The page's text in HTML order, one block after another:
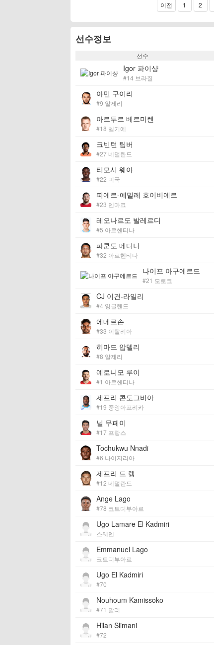
이전 1 2
선수정보
선수
Igor 파이샹
#14 브라질
아민 구이리
#9 알제리
아르투르 베르미렌
#18 벨기에
크빈턴 팀버
#27 네덜란드
티모시 웨아
#22 미국
피에르-에밀레 호이비에르
#23 덴마크
레오나르도 발레르디
#5 아르헨티나
파쿤도 메디나
#32 아르헨티나
나이프 아구에르드
#21 모로코
CJ 이건-라일리
#4 잉글랜드
에메르손
#33 이탈리아
히마드 압델리
#8 알제리
예로니모 루이
#1 아르헨티나
제프리 콘도그비아
#19 중앙아프리카
닐 무페이
#17 프랑스
Tochukwu Nnadi
#6 나이지리아
제프리 드 랭
#12 네덜란드
Ange Lago
#78 코트디부아르
Ugo Lamare El Kadmiri
스웨덴
Emmanuel Lago
코트디부아르
Ugo El Kadmiri
#70
Nouhoum Kamissoko
#71 말리
Hilan Slimani
#72